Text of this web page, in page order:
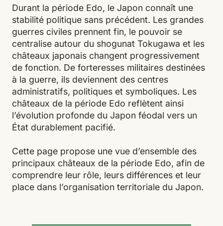
Durant la période Edo, le Japon connaît une
stabilité politique sans précédent. Les grandes
guerres civiles prennent fin, le pouvoir se
centralise autour du shogunat Tokugawa et les
châteaux japonais changent progressivement
de fonction. De forteresses militaires destinées
à la guerre, ils deviennent des centres
administratifs, politiques et symboliques. Les
châteaux de la période Edo reflètent ainsi
l’évolution profonde du Japon féodal vers un
État durablement pacifié.
Cette page propose une vue d’ensemble des
principaux châteaux de la période Edo, afin de
comprendre leur rôle, leurs différences et leur
place dans l’organisation territoriale du Japon.